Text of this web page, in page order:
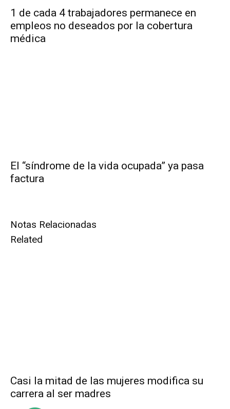
1 de cada 4 trabajadores permanece en
empleos no deseados por la cobertura
médica
El “síndrome de la vida ocupada” ya pasa
factura
Notas Relacionadas
Related
Casi la mitad de las mujeres modifica su
carrera al ser madres